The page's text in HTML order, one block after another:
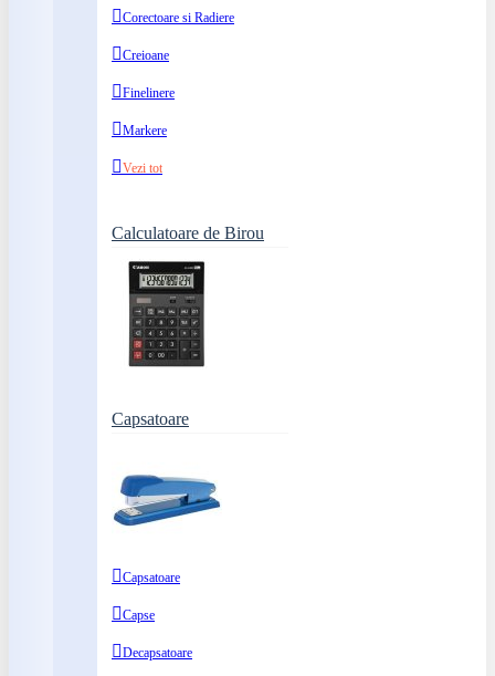
Corectoare si Radiere
Creioane
Finelinere
Markere
Vezi tot
Calculatoare de Birou
Capsatoare
Capsatoare
Capse
Decapsatoare